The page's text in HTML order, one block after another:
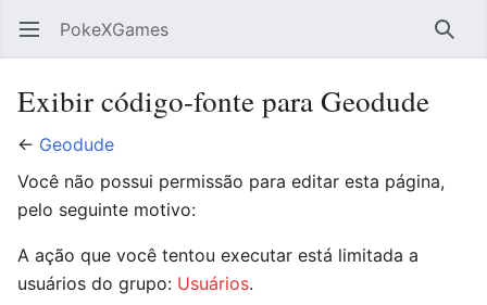
Abrir menu principal PokeXGames
Exibir código-fonte para Geodude
← Geodude
Você não possui permissão para editar esta página,
pelo seguinte motivo:
A ação que você tentou executar está limitada a
usuários do grupo: Usuários.